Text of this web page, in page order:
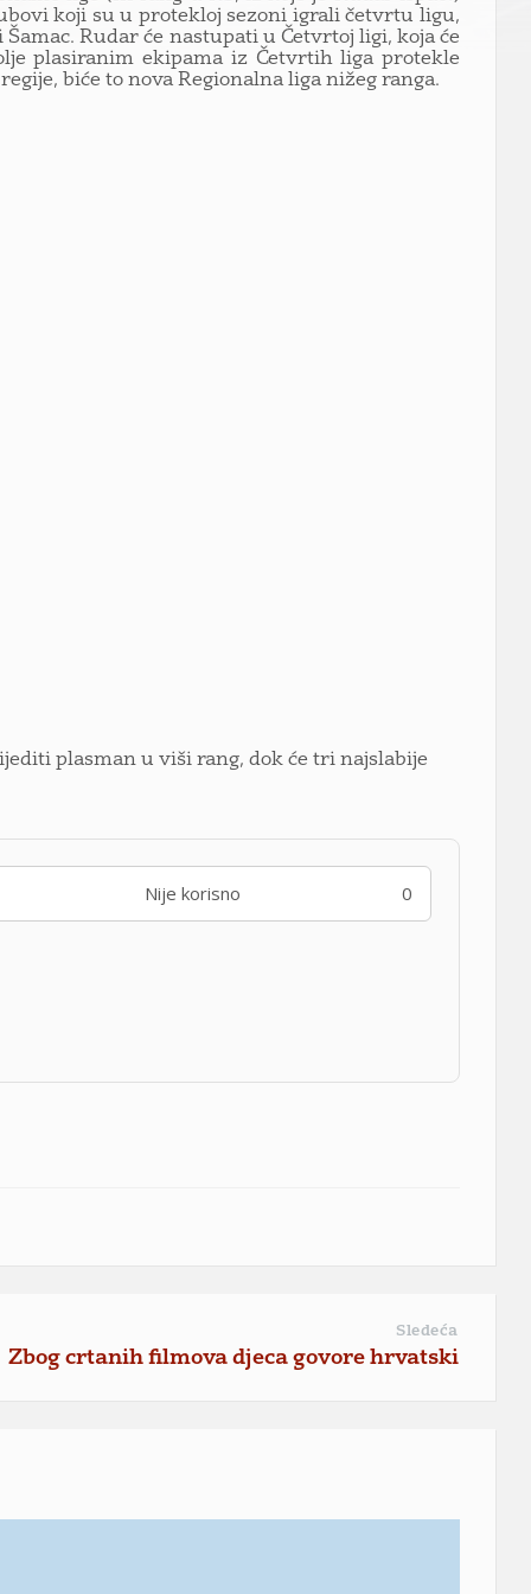
koji su u protekloj sezoni igrali četvrtu ligu,
Rudar će nastupati u Četvrtoj ligi, koja će
plasiranim ekipama iz Četvrtih liga protekle
biće to nova Regionalna liga nižeg ranga.
plasman u viši rang, dok će tri najslabije
Nije korisno 0
Sledeća
Zbog crtanih filmova djeca govore hrvatski